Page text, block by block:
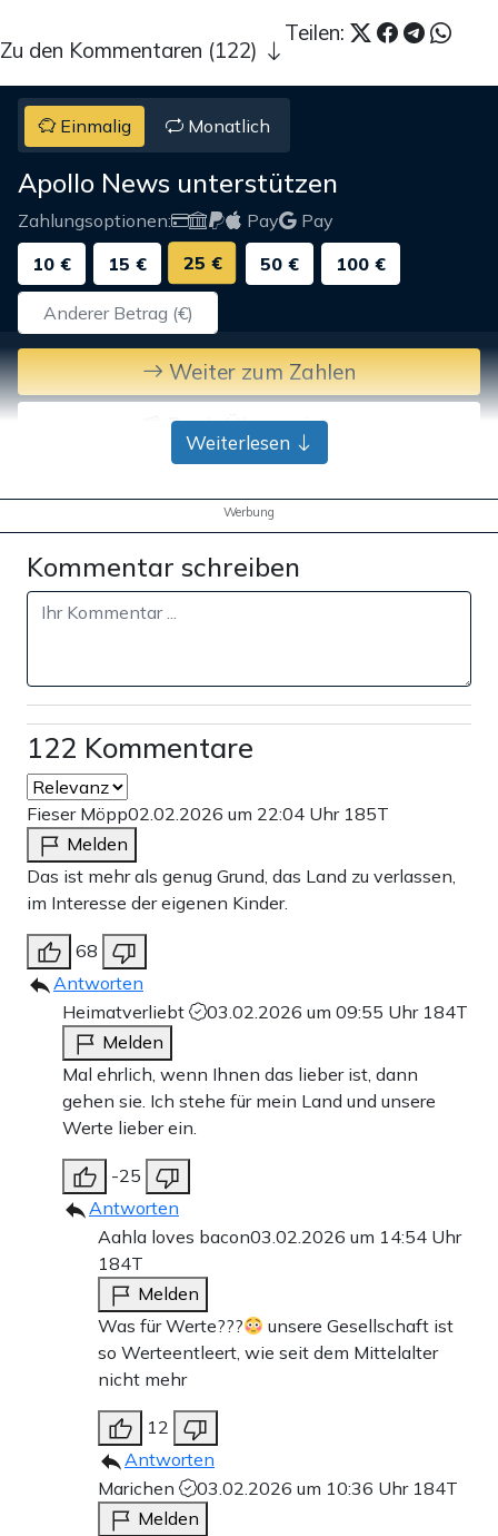
Teilen:
Zu den Kommentaren (122)
Einmalig Monatlich
Apollo News unterstützen
Zahlungsoptionen: Pay
Pay
10 €
15 € 25 € 50 € 100 €
Weiter zum Zahlen
Bank-Überweisung
Weiterlesen
Werbung
Kommentar schreiben
122 Kommentare
Fieser Möpp02.02.2026 um 22:04 Uhr 185T
Melden
Das ist mehr als genug Grund, das Land zu verlassen,
im Interesse der eigenen Kinder.
68
Antworten
Heimatverliebt
03.02.2026 um 09:55 Uhr 184T
Melden
Mal ehrlich, wenn Ihnen das lieber ist, dann
gehen sie. Ich stehe für mein Land und unsere
Werte lieber ein.
-25
Antworten
Aahla loves bacon03.02.2026 um 14:54 Uhr
184T
Melden
Was für Werte???
unsere Gesellschaft ist
so Werteentleert, wie seit dem Mittelalter
nicht mehr
12
Antworten
Marichen
03.02.2026 um 10:36 Uhr 184T
Melden